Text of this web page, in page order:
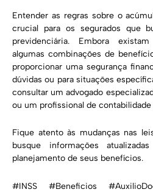
Entender as regras sobre o
crucial para os segurados que
previdenciária. Embora
algumas combinações de
proporcionar uma segurança
dúvidas ou para situações
consultar um advogado
ou um profissional de contabilidade
Fique atento às mudanças nas
busque informações
planejamento de seus benefícios.
#INSS #Beneficios